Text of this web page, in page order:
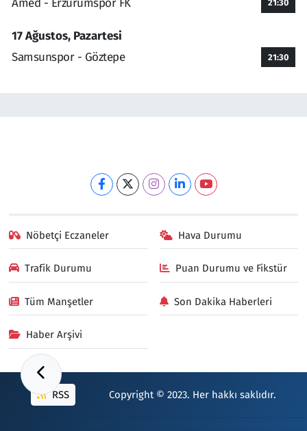
Amed - Erzurumspor FK 21:30
17 Ağustos, Pazartesi
Samsunspor - Göztepe
21:30
Nöbetçi Eczaneler Hava Durumu
Trafik Durumu Puan Durumu ve Fikstür
Tüm Manşetler Son Dakika Haberleri
Haber Arşivi
RSS Copyright © 2023. Her hakkı saklıdır.